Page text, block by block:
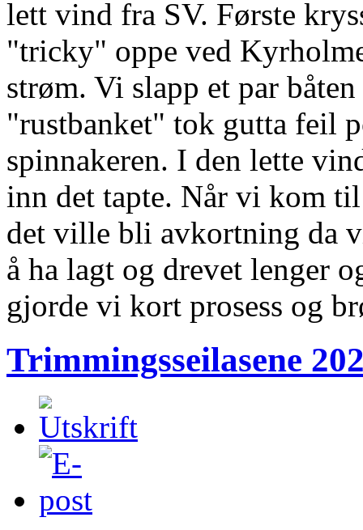
lett vind fra SV. Første
"tricky" oppe ved
strøm. Vi slapp et par
"rustbanket" tok gutta feil
spinnakeren. I den lette
inn det tapte. Når vi kom
det ville bli avkortning da
å ha lagt og drevet lenger
gjorde vi kort prosess og
Trimmingsseilasene